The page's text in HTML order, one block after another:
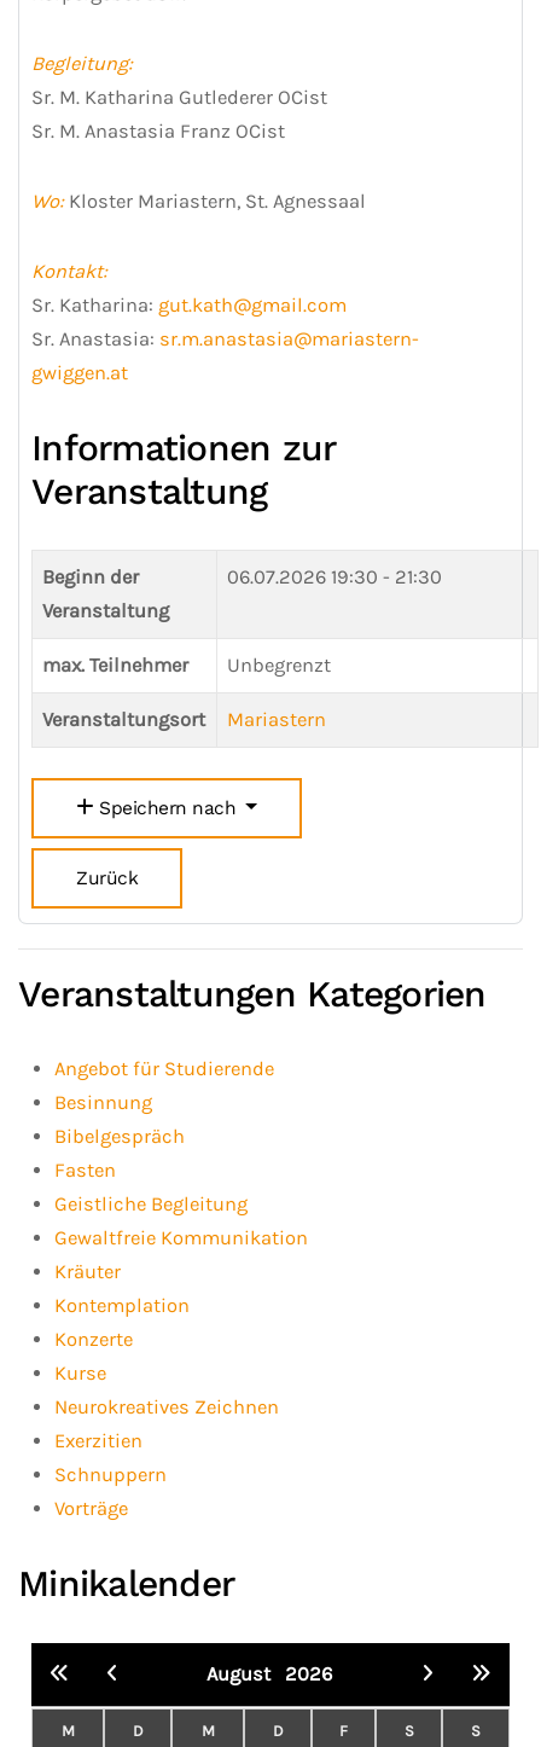
Begleitung:
Sr. M. Katharina Gutlederer OCist
Sr. M. Anastasia Franz OCist
Wo:Kloster Mariastern, St. Agnessaal
Kontakt:
Sr. Katharina: gut.kath@gmail.com
Sr. Anastasia: sr.m.anastasia@mariastern-
gwiggen.at
Informationen zur
Veranstaltung
Beginn der
Veranstaltung
06.07.2026 19:30 - 21:30
max. Teilnehmer Unbegrenzt
Veranstaltungsort Mariastern
Speichern nach
Zurück
Veranstaltungen Kategorien
Angebot für Studierende
Besinnung
Bibelgespräch
Fasten
Geistliche Begleitung
Gewaltfreie Kommunikation
Kräuter
Kontemplation
Konzerte
Kurse
Neurokreatives Zeichnen
Exerzitien
Schnuppern
Vorträge
Minikalender
August 2026
M D M D F S S